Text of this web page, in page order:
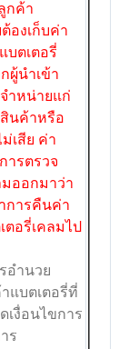
กค้า
องเก็บค่า
บตเตอรี่
ผู้นำเข้า
ำหน่ายแก่
สินค้าหรือ
เสีย ค่า
ารตรวจ
มออกมาว่า
การคืนค่า
ตอรี่เคลมไป
อำนวย
แบตเตอรี่ที่
งื่อนไขการ
ร